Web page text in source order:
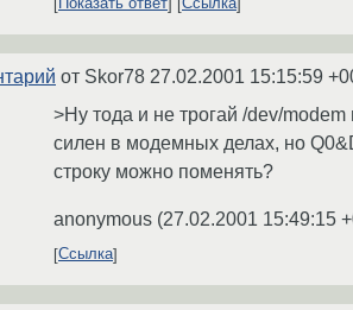
Показать ответ Ссылка
от Skor78 27.02.2001 15:15:59
>Ну тода и не трогай /dev/
силен в модемных делах, но
строку можно поменять?
anonymous (27.02.2001 15:49:15
Ссылка